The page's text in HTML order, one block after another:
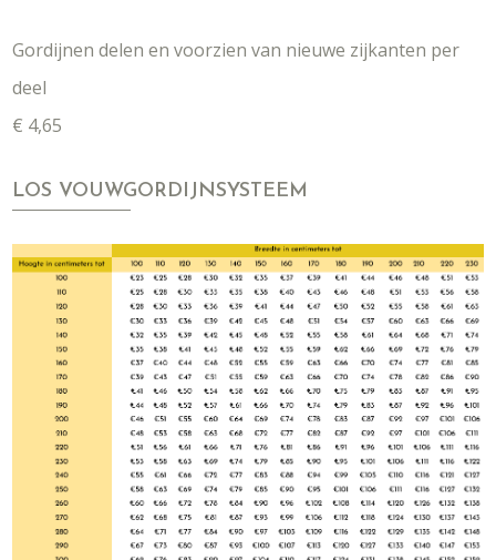
Gordijnen delen en voorzien van nieuwe zijkanten per
deel
€ 4,65
LOS VOUWGORDIJNSYSTEEM